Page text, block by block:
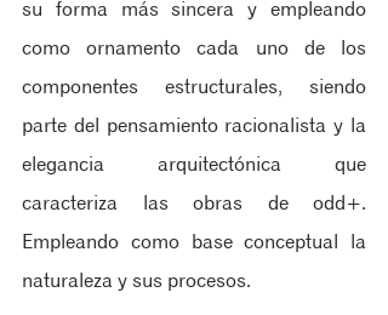
su forma más sincera y empleando
como ornamento cada uno de los
componentes estructurales, siendo
parte del pensamiento racionalista y la
elegancia arquitectónica que
caracteriza las obras de odd+.
Empleando como base conceptual la
naturaleza y sus procesos.